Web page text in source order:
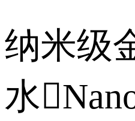
纳米级
水